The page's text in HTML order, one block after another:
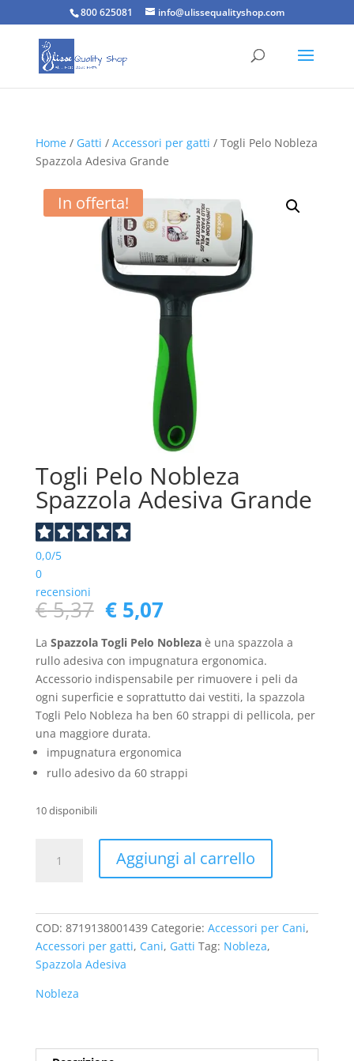
800 625081 info@ulissequalityshop.com
Home/ Gatti / Accessori per gatti / Togli Pelo Nobleza
Spazzola Adesiva Grande
In offerta!
Togli Pelo Nobleza
Spazzola Adesiva Grande
0,0/5
0
recensioni
€5,37 Il
prezzo
originale
era:
€ 5,37.
€5,07Il
attuale
è:
€ 5,07.
La Spazzola Togli Pelo Noblezaè una spazzola a
rullo adesiva con impugnatura ergonomica.
Accessorio indispensabile per rimuovere i peli da
ogni superficie e soprattutto dai vestiti, la spazzola
Togli Pelo Nobleza ha ben 60 strappi di pellicola, per
una maggiore durata.
impugnatura ergonomica
rullo adesivo da 60 strappi
10 disponibili
quantità
Aggiungi al carrello
COD: 8719138001439 Categorie: Accessori per Cani,
Accessori per gatti, Cani, Gatti Tag: Nobleza,
Spazzola Adesiva
Nobleza